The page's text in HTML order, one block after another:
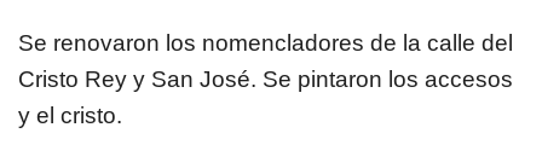
Se renovaron los nomencladores de la calle del
Cristo Rey y San José. Se pintaron los accesos
y el cristo.